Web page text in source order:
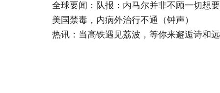
全球要闻：队报：内马尔并非不顾一切想
美国禁毒，内病外治行不通（钟声）
热讯：当高铁遇见荔波，等你来邂逅诗